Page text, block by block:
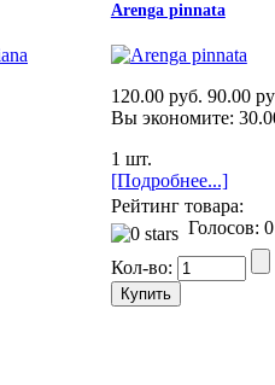
Arenga pinnata
120.00 руб. 90.00
Вы экономите:
1 шт.
[Подробнее...]
Рейтинг товара:
Голосов: 0
Кол-во: